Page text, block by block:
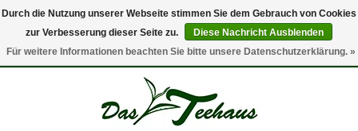
0
Durch die Nutzung unserer Webseite stimmen Sie dem Gebrauch von Cookies
zur Verbesserung dieser Seite zu.
Diese Nachricht Ausblenden
Für weitere Informationen beachten Sie bitte unsere Datenschutzerklärung. »